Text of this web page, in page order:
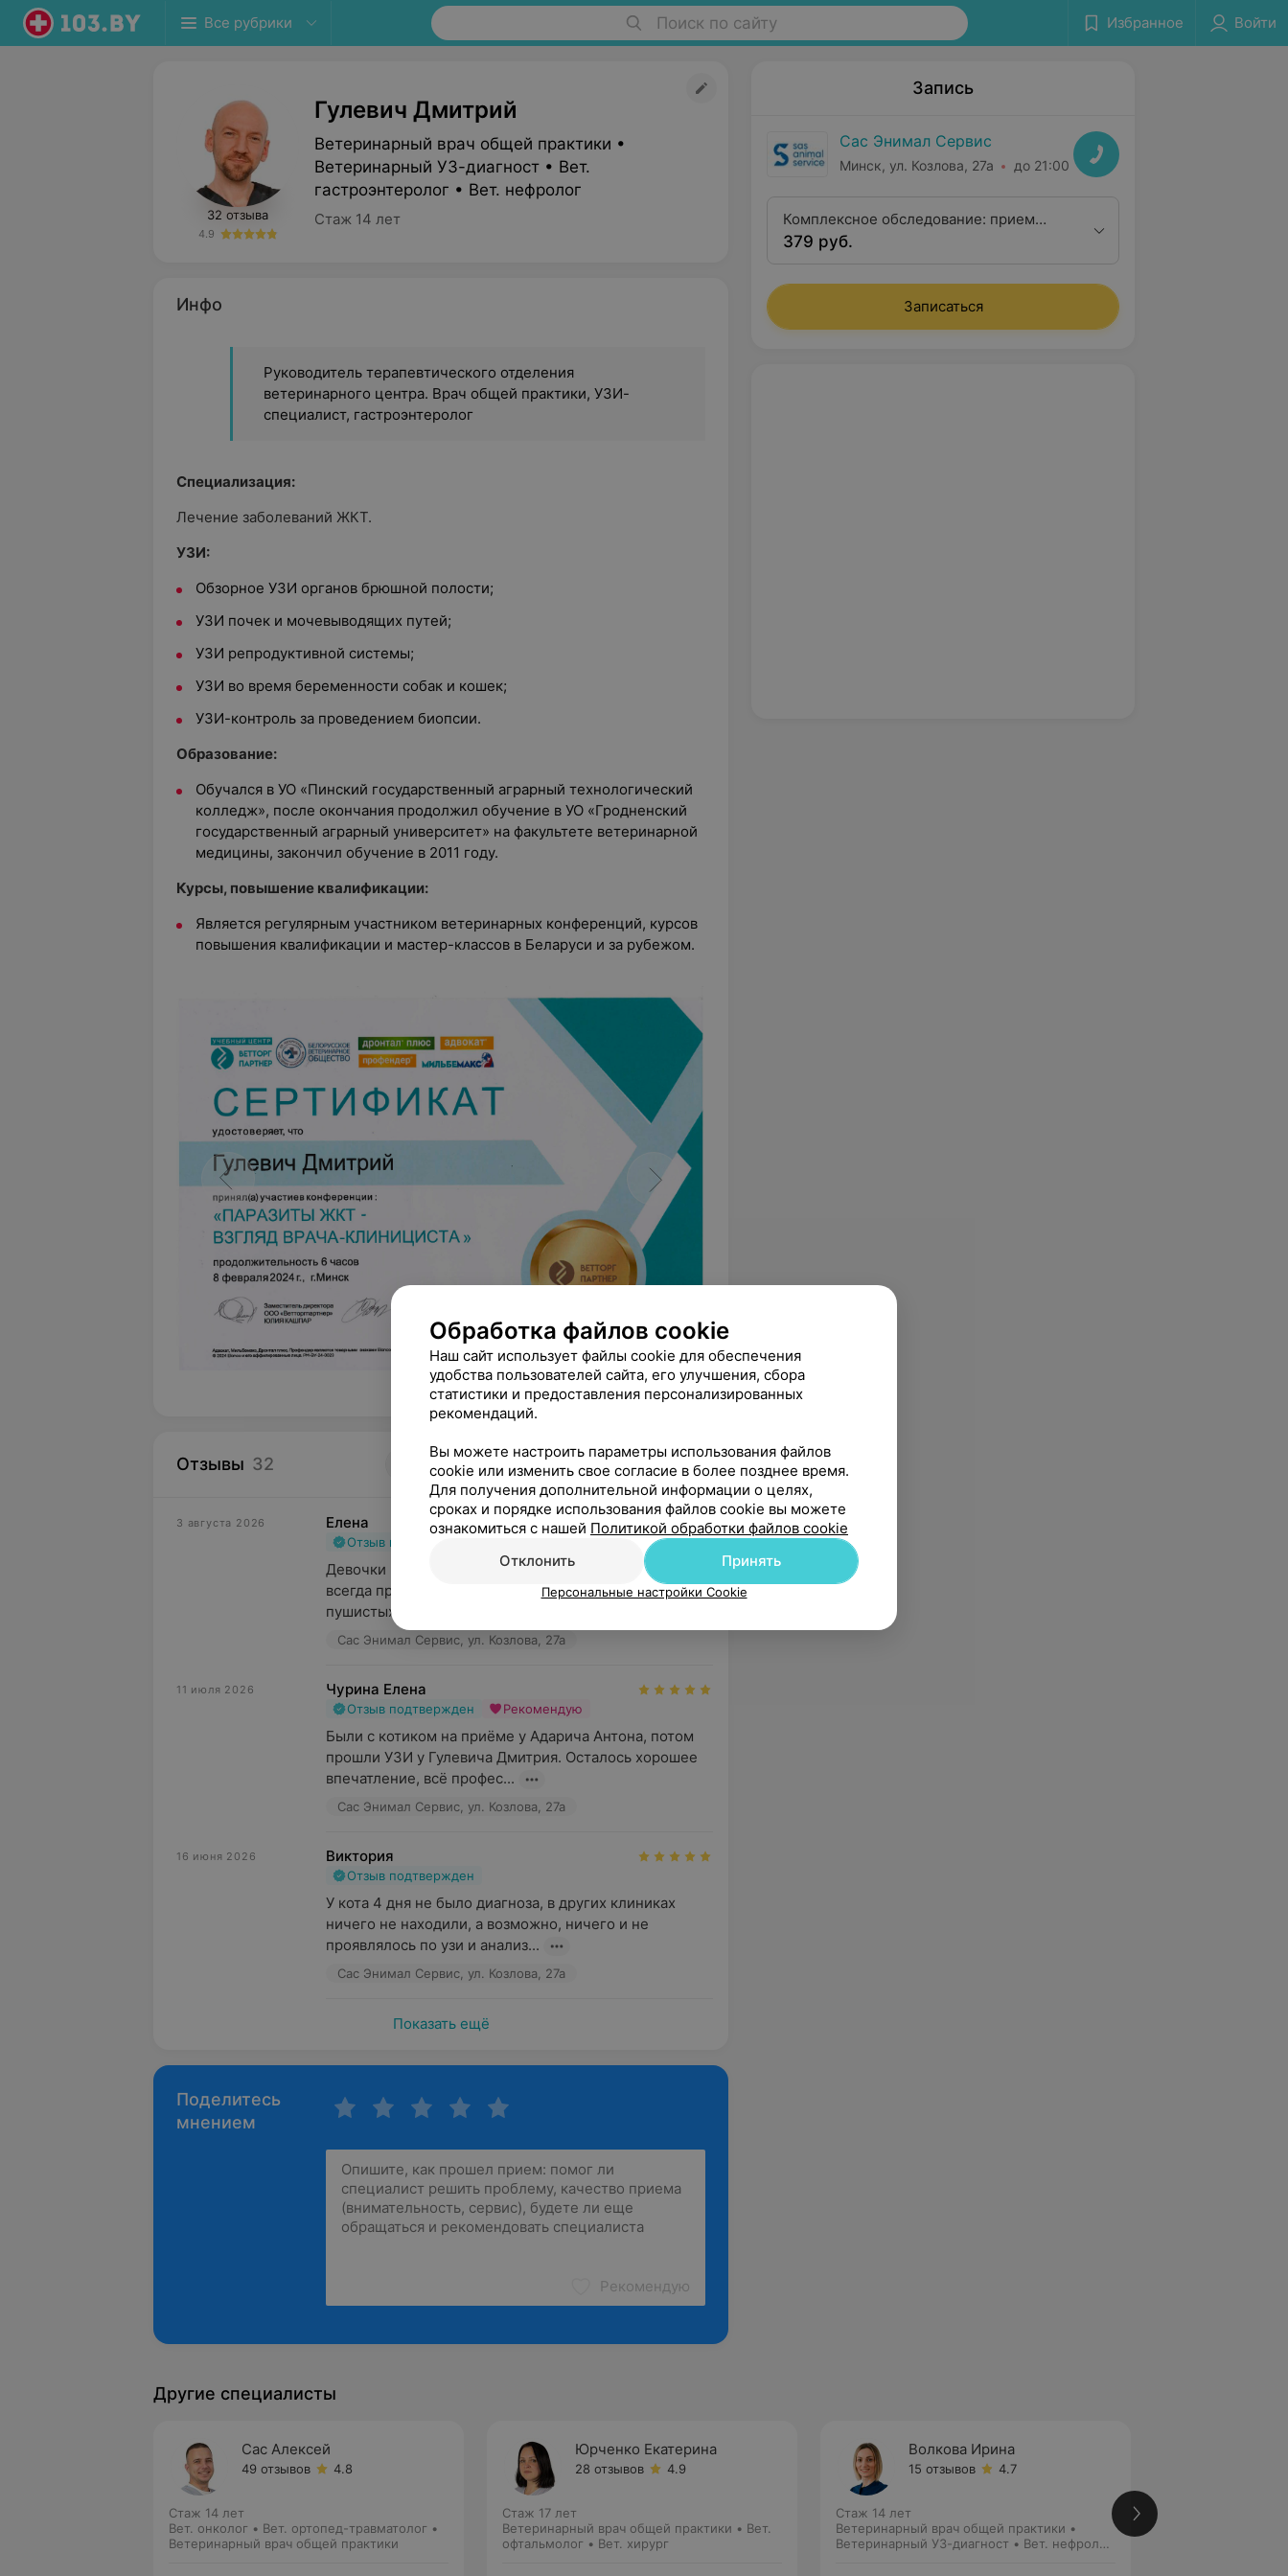
Все рубрики Поиск по сайту Избранное Войти
32 отзыва
4.9
Гулевич Дмитрий
Ветеринарный врач общей практики •
Ветеринарный УЗ-диагност • Вет.
гастроэнтеролог • Вет. нефролог
Стаж 14 лет
Инфо
Руководитель терапевтического отделения
ветеринарного центра. Врач общей практики, УЗИ-
специалист, гастроэнтеролог
Специализация:
Лечение заболеваний ЖКТ.
УЗИ:
Обзорное УЗИ органов брюшной полости;
УЗИ почек и мочевыводящих путей;
УЗИ репродуктивной системы;
УЗИ во время беременности собак и кошек;
УЗИ-контроль за проведением биопсии.
Образование:
Обучался в УО «Пинский государственный аграрный технологический
колледж», после окончания продолжил обучение в УО «Гродненский
государственный аграрный университет» на факультете ветеринарной
медицины, закончил обучение в 2011 году.
Курсы, повышение квалификации:
Является регулярным участником ветеринарных конференций, курсов
повышения квалификации и мастер-классов в Беларуси и за рубежом.
Отзывы 32 4.9 Сас Энимал Сервис, ул. Козлова, 27а
3 августа 2026 Елена
Отзыв подтвержден
Девочки на ресепшен-супер, Дмитрий Гулевич -как
всегда профи, Анастасия в капельной-добрая фея для
пушистых попок
Сас Энимал Сервис, ул. Козлова, 27а
11 июля 2026 Чурина Елена
Отзыв подтвержден Рекомендую
Были с котиком на приёме у Адарича Антона, потом
прошли УЗИ у Гулевича Дмитрия. Осталось хорошее
впечатление, всё профес...
Сас Энимал Сервис, ул. Козлова, 27а
16 июня 2026 Виктория
Отзыв подтвержден
У кота 4 дня не было диагноза, в других клиниках
ничего не находили, а возможно, ничего и не
проявлялось по узи и анализ...
Сас Энимал Сервис, ул. Козлова, 27а
Показать ещё
Поделитесь
мнением
Рекомендую
Запись
Сас Энимал Сервис
Минск, ул. Козлова, 27а до 21:00
Комплексное обследование: прием
врача-терапевта + анализ крови (ОАК +
брюшной полости + УЗИ сердца
379 руб.
Записаться
Другие специалисты
Сас Алексей
49 отзывов 4.8
Стаж 14 лет
Вет. онколог • Вет. ортопед-травматолог •
Ветеринарный врач общей практики
Юрченко Екатерина
28 отзывов 4.9
Стаж 17 лет
Ветеринарный врач общей практики • Вет.
офтальмолог • Вет. хирург
Волкова Ирина
15 отзывов 4.7
Стаж 14 лет
Ветеринарный врач общей практики •
Ветеринарный УЗ-диагност • Вет. нефролог
Обработка файлов cookie
Наш сайт использует файлы cookie для обеспечения
удобства пользователей сайта, его улучшения, сбора
статистики и предоставления персонализированных
рекомендаций.
Вы можете настроить параметры использования файлов
cookie или изменить свое согласие в более позднее время.
Для получения дополнительной информации о целях,
сроках и порядке использования файлов cookie вы можете
ознакомиться с нашей Политикой обработки файлов cookie
Отклонить
Принять
Персональные настройки Cookie